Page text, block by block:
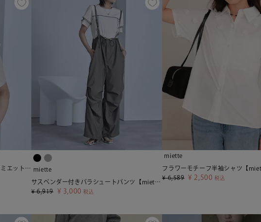
チュールフリル半袖シャツ【miette ミエット】【メール便可／80】 miette
サスペンダー付きパラシュートパンツ【miette ミエット】
¥ 6,919 ¥ 3,000 税込
miette
¥ 6,589 ¥ 2,500 税込